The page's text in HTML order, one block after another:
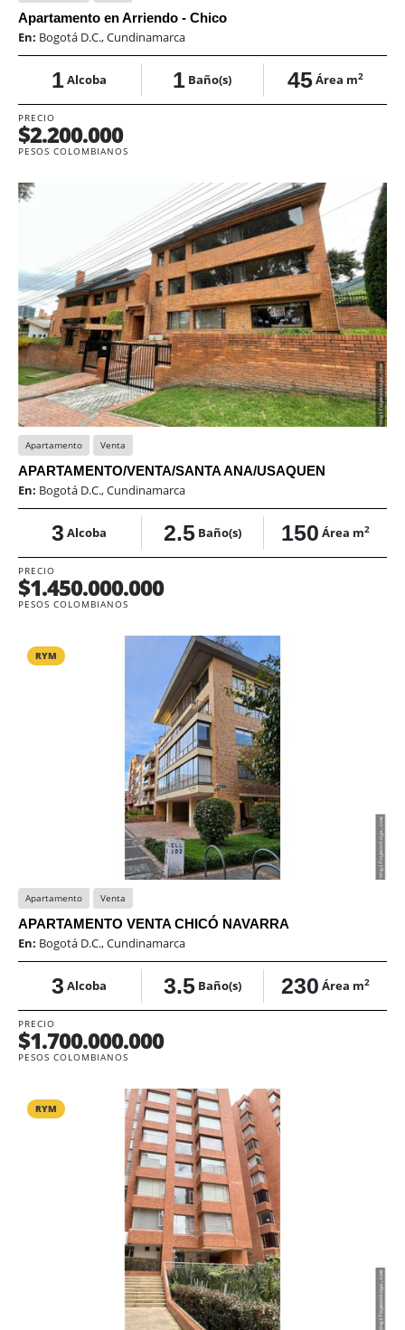
Apartamento en Arriendo - Chico
En: Bogotá D.C., Cundinamarca
1Alcoba 1 Baño(s) 45Área m2
PRECIO
$2.200.000
PESOS COLOMBIANOS
Apartamento Venta
APARTAMENTO/VENTA/SANTA ANA/USAQUEN
En: Bogotá D.C., Cundinamarca
3 Alcoba 2.5 Baño(s) 150 Área m2
PRECIO
$1.450.000.000
PESOS COLOMBIANOS
RYM
Apartamento Venta
APARTAMENTO VENTA CHICÓ NAVARRA
En: Bogotá D.C., Cundinamarca
3 Alcoba 3.5 Baño(s) 230 Área m2
PRECIO
$1.700.000.000
PESOS COLOMBIANOS
RYM